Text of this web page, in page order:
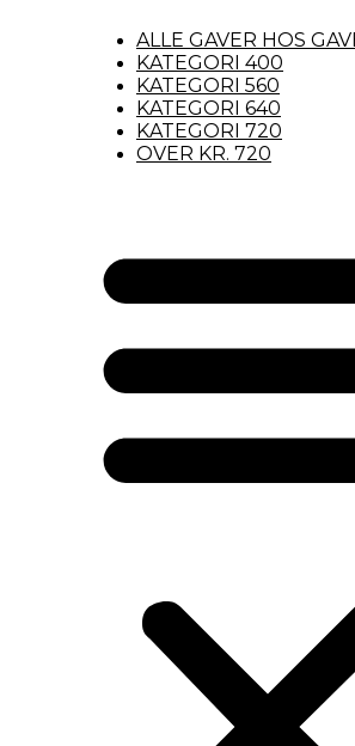
ALLE GAVER HOS
KATEGORI 400
KATEGORI 560
KATEGORI 640
KATEGORI 720
OVER KR. 720